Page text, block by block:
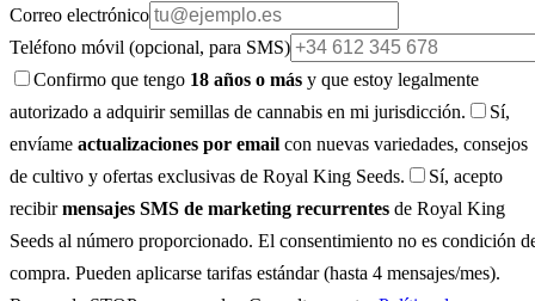
Correo electrónico
Teléfono móvil (opcional, para SMS)
Confirmo que tengo 18 años o más y que estoy legalmente
autorizado a adquirir semillas de cannabis en mi jurisdicción.
Sí,
envíame actualizaciones por email con nuevas variedades, consejos
de cultivo y ofertas exclusivas de Royal King Seeds.
Sí, acepto
recibirmensajes SMS de marketing recurrentes de Royal King
Seeds al número proporcionado. El consentimiento no es condición
compra. Pueden aplicarse tarifas estándar (hasta 4 mensajes/mes).